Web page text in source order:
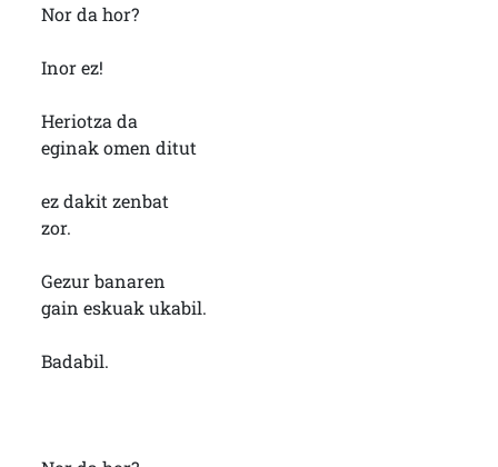
Nor da hor?
Inor ez!
Heriotza da
eginak omen ditut
ez dakit zenbat
zor.
Gezur banaren
gain eskuak ukabil.
Badabil.